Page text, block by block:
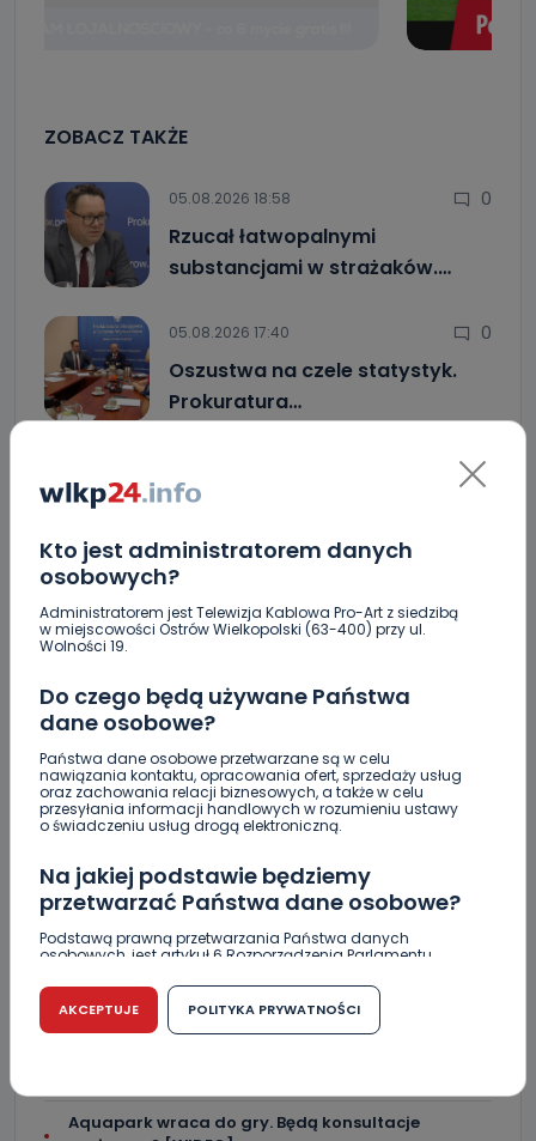
Kto jest administratorem danych
osobowych?
Administratorem jest Telewizja Kablowa Pro-Art z siedzibą
w miejscowości Ostrów Wielkopolski (63-400) przy ul.
Wolności 19.
Do czego będą używane Państwa
dane osobowe?
Państwa dane osobowe przetwarzane są w celu
nawiązania kontaktu, opracowania ofert, sprzedaży usług
oraz zachowania relacji biznesowych, a także w celu
przesyłania informacji handlowych w rozumieniu ustawy
o świadczeniu usług drogą elektroniczną.
Na jakiej podstawie będziemy
przetwarzać Państwa dane osobowe?
Podstawą prawną przetwarzania Państwa danych
osobowych, jest artykuł 6 Rozporządzenia Parlamentu
r. w sprawie ochrony osób fizycznych w związku z
przetwarzaniem danych osobowych w sprawie
swobodnego przepływu takich danych oraz uchylenia
dyrektywy 95/46/WE (RODO).
Czy jest możliwość cofnięcia zgody?
Podanie danych osobowych jest dobrowolne, nie jest
AKCEPTUJE POLITYKA PRYWATNOŚCI
ZOBACZ TAKŻE
05.08.2026 18:58 0
Rzucał łatwopalnymi
substancjami w strażaków.…
05.08.2026 17:40 0
Oszustwa na czele statystyk.
Prokuratura…
0
Będzie więcej syren. Wspólny
projekt…
Szpital w Kaliszu i rzekome nieprawidłowości. Co
robi prokuratura?
prezes MZGM gościem Telewizji Proart
Przyszłość Straży Miejskiej w Ostrowie pod znakiem
zapytania
Wreszcie będzie nowe schronisko w Krotoszynie.
Podpisano umowę
Gotowe dania obiadowe do podgrzania –
niesamowity smak w nowoczesnym wydaniu
Stacja „Ostrów Wielkopolski Północ”? Poseł
Urbaniak ma plan
Koniec ryku silników i rajdów po mieście?
Aquapark wraca do gry. Będą konsultacje